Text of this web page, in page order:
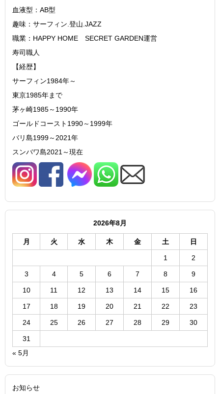
血液型：AB型
趣味：サーフィン.登山.JAZZ
職業：HAPPY HOME SECRET GARDEN運営
寿司職人
【経歴】
サーフィン1984年～
東京1985年まで
茅ヶ崎1985～1990年
ゴールドコースト1990～1999年
バリ島1999～2021年
スンバワ島2021～現在
2026年8月
月 火 水 木 金 土 日
1 2
3 4 5 6 7 8 9
10 11 12 13 14 15 16
17 18 19 20 21 22 23
24 25 26 27 28 29 30
31
« 5月
お知らせ